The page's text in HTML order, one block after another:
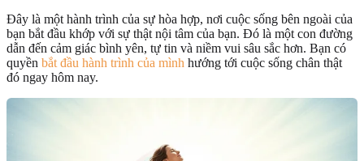
Đây là một hành trình của sự hòa hợp, nơi cuộc sống bên ngoài của
bạn bắt đầu khớp với sự thật nội tâm của bạn. Đó là một con đường
dẫn đến cảm giác bình yên, tự tin và niềm vui sâu sắc hơn. Bạn có
quyền bắt đầu hành trình của mình hướng tới cuộc sống chân thật
đó ngay hôm nay.